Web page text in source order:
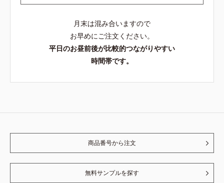
月末は混み合いますので
お早めにご注文ください。
平日のお昼前後が比較的つながりやすい
時間帯です。
商品番号から注文
無料サンプルを探す